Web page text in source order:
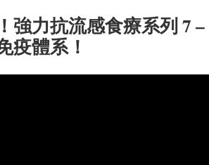
強力抗流感食療系列7 –
疫體系！